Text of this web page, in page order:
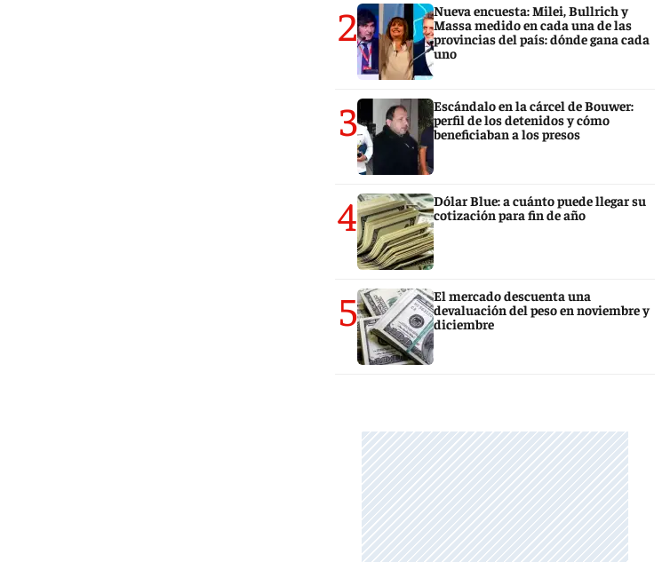
2
Nueva encuesta: Milei, Bullrich y
Massa medido en cada una de las
provincias del país: dónde gana cada
uno
3
Escándalo en la cárcel de Bouwer:
perfil de los detenidos y cómo
beneficiaban a los presos
4
Dólar Blue: a cuánto puede llegar su
cotización para fin de año
5
El mercado descuenta una
devaluación del peso en noviembre y
diciembre